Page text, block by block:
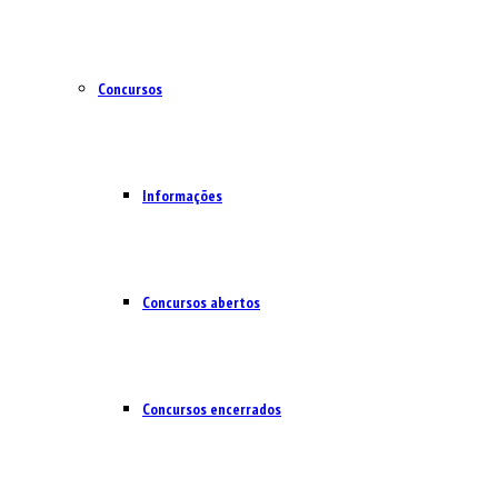
Concursos
Informações
Concursos abertos
Concursos encerrados